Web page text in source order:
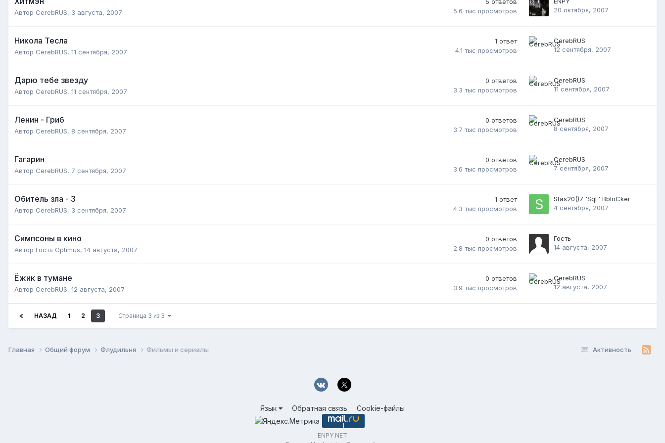
Автор CerebRUS, 3 августа, 2007
5.6 тыс просмотров
20 октября, 2007
Никола Тесла
Автор CerebRUS, 11 сентября, 2007
1 ответ
4.1 тыс просмотров
CerebRUS
12 сентября, 2007
Дарю тебе звезду
Автор CerebRUS, 11 сентября, 2007
0 ответов
3.3 тыс просмотров
CerebRUS
11 сентября, 2007
Ленин - Гриб
Автор CerebRUS, 8 сентября, 2007
0 ответов
3.7 тыс просмотров
CerebRUS
8 сентября, 2007
Гагарин
Автор CerebRUS, 7 сентября, 2007
0 ответов
3.6 тыс просмотров
CerebRUS
7 сентября, 2007
Обитель зла - 3
Автор CerebRUS, 3 сентября, 2007
1 ответ
4.3 тыс просмотров
Stas20()7 'SqL' BbloCker
4 сентября, 2007
Симпсоны в кино
Автор Гость Optimus, 14 августа, 2007
0 ответов
2.8 тыс просмотров
Гость
14 августа, 2007
Ёжик в тумане
Автор CerebRUS, 12 августа, 2007
0 ответов
3.9 тыс просмотров
CerebRUS
12 августа, 2007
НАЗАД 1 2 3 Страница 3 из 3
Активность
Главная Общий форум Флудильня Фильмы и сериалы
Язык Обратная связь Cookie-файлы
ENPY.NET